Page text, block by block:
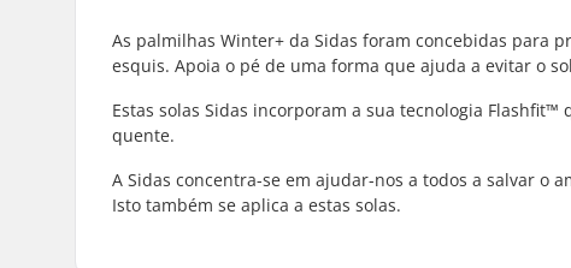
As palmilhas Winter+ da Sidas foram concebidas para
esquis. Apoia o pé de uma forma que ajuda a evitar o
Estas solas Sidas incorporam a sua tecnologia
quente.
A Sidas concentra-se em ajudar-nos a todos a salvar o
Isto também se aplica a estas solas.